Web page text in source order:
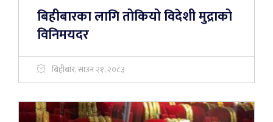
बिहीबारका लागि तोकियो विदेशी मुद्राको
विनिमयदर
बिहीबार, साउन २१, २०८३